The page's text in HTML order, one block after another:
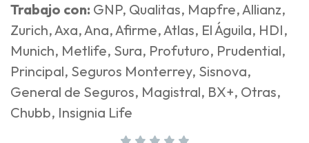
Trabajo con: GNP, Qualitas, Mapfre, Allianz,
Zurich, Axa, Ana, Afirme, Atlas, El Águila, HDI,
Munich, Metlife, Sura, Profuturo, Prudential,
Principal, Seguros Monterrey, Sisnova,
General de Seguros, Magistral, BX+, Otras,
Chubb, Insignia Life